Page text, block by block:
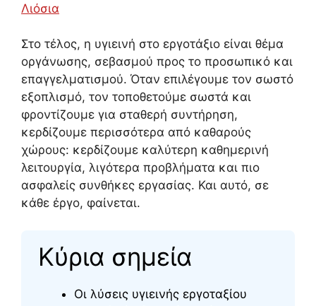
Λιόσια
Στο τέλος, η υγιεινή στο εργοτάξιο είναι θέμα
οργάνωσης, σεβασμού προς το προσωπικό και
επαγγελματισμού. Όταν επιλέγουμε τον σωστό
εξοπλισμό, τον τοποθετούμε σωστά και
φροντίζουμε για σταθερή συντήρηση,
κερδίζουμε περισσότερα από καθαρούς
χώρους: κερδίζουμε καλύτερη καθημερινή
λειτουργία, λιγότερα προβλήματα και πιο
ασφαλείς συνθήκες εργασίας. Και αυτό, σε
κάθε έργο, φαίνεται.
Κύρια σημεία
Οι λύσεις υγιεινής εργοταξίου